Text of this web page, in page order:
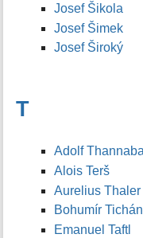
Josef Šikola
Josef Šimek
Josef Široký
T
Adolf
Alois Terš
Aurelius Thaler
Bohumír
Emanuel Taftl